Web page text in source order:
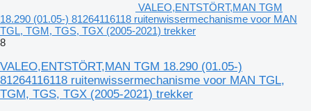
VALEO,ENTSTÖRT,MAN TGM
18.290 (01.05-) 81264116118 ruitenwissermechanisme voor MAN
TGL, TGM, TGS, TGX (2005-2021) trekker
8
VALEO,ENTSTÖRT,MAN TGM 18.290 (01.05-)
81264116118 ruitenwissermechanisme voor MAN TGL,
TGM, TGS, TGX (2005-2021) trekker